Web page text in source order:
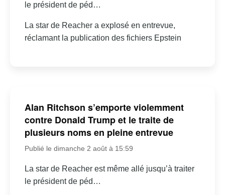
le président de péd…
La star de Reacher a explosé en entrevue,
réclamant la publication des fichiers Epstein
Alan Ritchson s’emporte violemment
contre Donald Trump et le traite de
plusieurs noms en pleine entrevue
Publié le dimanche 2 août à 15:59
La star de Reacher est même allé jusqu’à traiter
le président de péd…